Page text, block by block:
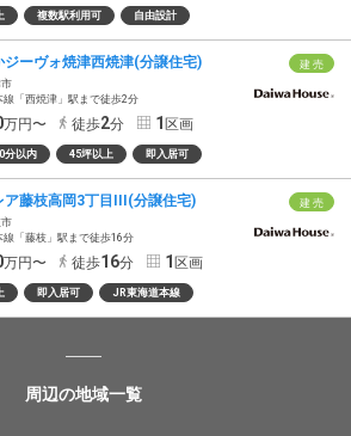
複数駅利用可 自由設計
建 売
ジーヴォ焼津西焼津(分譲住宅)
線「西焼津」駅まで徒歩2分
万円〜 徒歩2分 1 区画
分以内 45坪以上 即入居可
建 売
ア藤枝高岡3丁目III(分譲住宅)
線「藤枝」駅まで徒歩16分
万円〜 徒歩16分 1 区画
即入居可 JR東海道本線
周辺の地域一覧